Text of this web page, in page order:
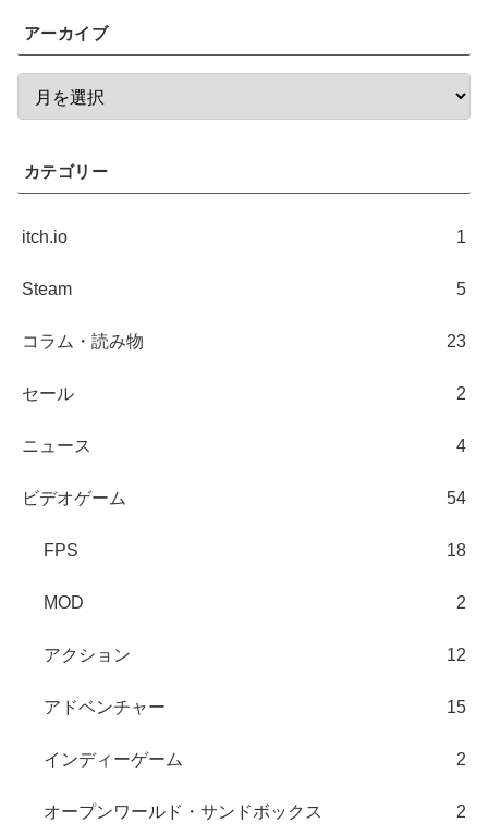
アーカイブ
カテゴリー
itch.io 1
Steam 5
コラム・読み物 23
セール 2
ニュース 4
ビデオゲーム 54
FPS 18
MOD 2
アクション 12
アドベンチャー 15
インディーゲーム 2
オープンワールド・サンドボックス 2